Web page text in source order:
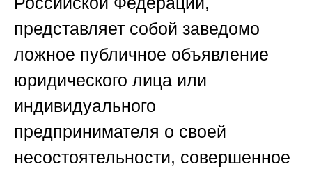
представляет собой заведомо
ложное публичное объявление
юридического лица или
индивидуального
предпринимателя о своей
несостоятельности, совершенное